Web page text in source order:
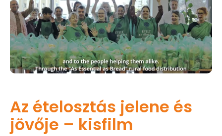
Az ételosztás jelene és
jövője – kisfilm